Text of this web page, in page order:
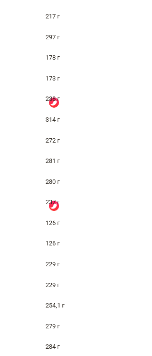
217 г
297 г
178 г
173 г
238 г
314 г
272 г
281 г
280 г
237 г
126 г
126 г
229 г
229 г
254,1 г
279 г
284 г